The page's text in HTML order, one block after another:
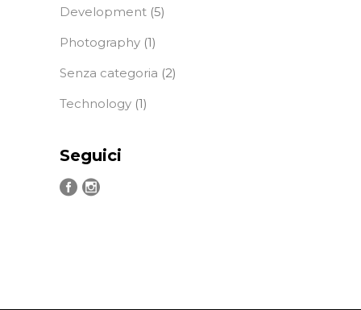
Development (5)
Photography (1)
Senza categoria (2)
Technology (1)
Seguici